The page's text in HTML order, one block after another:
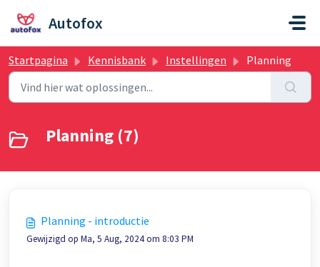
Autofox
Startpagina Kennisbank Instellingen Planning
Planning (7)
Planning - introductie
Gewijzigd op Ma, 5 Aug, 2024 om 8:03 PM